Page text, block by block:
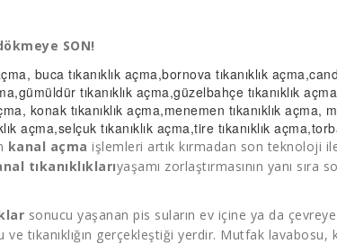
SON!
, buca tıkanıklık açma,bornova tıkanıklık açma
,gümüldür tıkanıklık açma,güzelbahçe tıkanıklık açma
, konak tıkanıklık açma,menemen tıkanıklık açma,
açma,selçuk tıkanıklık açma,tire tıkanıklık açma
kanal açma işlemleri artık kırmadan son teknoloji
tıkanıklıklarıyaşamı zorlaştırmasının yanı
sonucu yaşanan pis suların ev içine ya da
ve tıkanıklığın gerçekleştiği yerdir. Mutfak